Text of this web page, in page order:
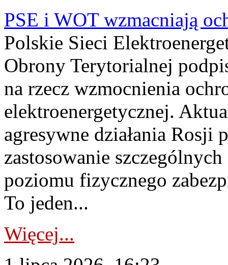
PSE i WOT wzmacniają
Polskie Sieci
Obrony Terytorialnej
na rzecz wzmocnienia
elektroenergetycznej.
agresywne działania Rosji
zastosowanie
poziomu fizycznego
To jeden...
Więcej...